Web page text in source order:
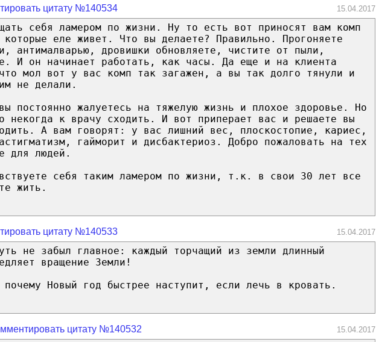
цитату №140534 15.04.2017
себя ламером по жизни. Ну то есть вот приносят вам комп
которые еле живет. Что вы делаете? Правильно. Прогоняете
антималварью, дровишки обновляете, чистите от пыли,
И он начинает работать, как часы. Да еще и на клиента
мол вот у вас комп так загажен, а вы так долго тянули и
не делали.
постоянно жалуетесь на тяжелую жизнь и плохое здоровье. Но
некогда к врачу сходить. И вот приперает вас и решаете вы
А вам говорят: у вас лишний вес, плоскостопие, кариес,
гайморит и дисбактериоз. Добро пожаловать на тех
для людей.
себя таким ламером по жизни, т.к. в свои 30 лет все
жить.
цитату №140533 15.04.2017
не забыл главное: каждый торчащий из земли длинный
вращение Земли!
Новый год быстрее наступит, если лечь в кровать.
цитату №140532 15.04.2017